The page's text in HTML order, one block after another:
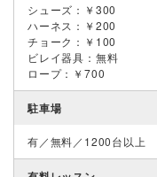
シューズ：￥300
ハーネス：￥200
チョーク：￥100
ビレイ器具：無料
ロープ：￥700
駐車場
有／無料／1200台以上